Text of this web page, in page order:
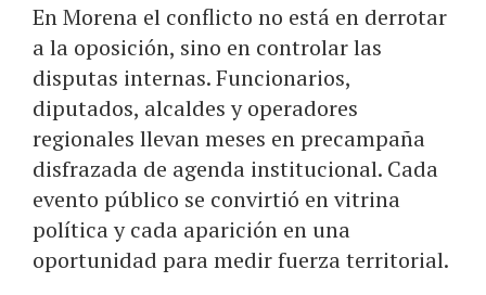
En Morena el conflicto no está en derrotar
a la oposición, sino en controlar las
disputas internas. Funcionarios,
diputados, alcaldes y operadores
regionales llevan meses en precampaña
disfrazada de agenda institucional. Cada
evento público se convirtió en vitrina
política y cada aparición en una
oportunidad para medir fuerza territorial.